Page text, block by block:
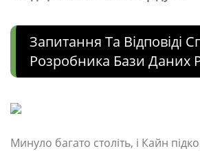
Запитання Та Відповіді
Розробника Бази Даних
Минуло багато століть, і Кайн